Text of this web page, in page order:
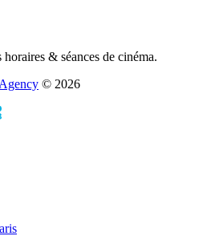
& séances de cinéma.
© 2026